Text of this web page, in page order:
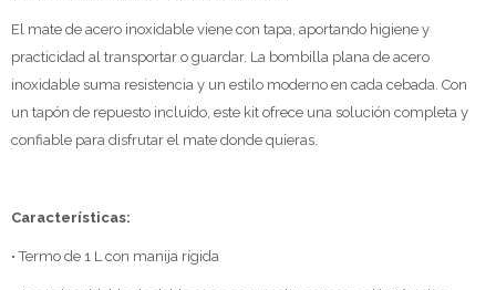
El mate de acero inoxidable viene con tapa, aportando higiene y
practicidad al transportar o guardar. La bombilla plana de acero
inoxidable suma resistencia y un estilo moderno en cada cebada. Con
un tapón de repuesto incluido, este kit ofrece una solución completa y
confiable para disfrutar el mate donde quieras.
Características:
• Termo de 1 L con manija rígida